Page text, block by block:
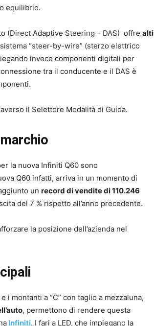
equilibrio.
(Direct Adaptive Steering – DAS) offre alti
“steer-by-wire” (sterzo elettrico
invece componenti digitali per
tra il conducente e il DAS è
il Selettore Modalità di Guida.
la nuova Infiniti Q60 sono
Q60 infatti, arriva in un momento di
un record di vendite di 110.246
del 7 % rispetto all’anno precedente.
la posizione dell’azienda nel
montanti a “C” con taglio a mezzaluna,
, permettono di rendere questa
Infiniti. I fari a LED, che impiegano la